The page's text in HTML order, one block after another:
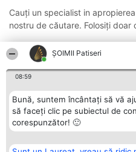
ȘOIMII Patiseri
08:59
Bună, suntem încântați să vă
să faceți clic pe subiectul de
corespunzător! 🙂
Cauți un specialist in
nostru de căutare. Folosiți doar